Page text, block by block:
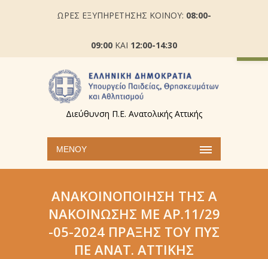
ΩΡΕΣ ΕΞΥΠΗΡΕΤΗΣΗΣ ΚΟΙΝΟΥ: 08:00-
09:00 ΚΑΙ 12:00-14:30
Διεύθυνση Π.Ε. Ανατολικής Αττικής
ΜΕΝΟΎ
ΑΝΑΚΟΙΝΟΠΟΊΗΣΗ ΤΗΣ Α
ΝΑΚΟΊΝΩΣΗΣ ΜΕ ΑΡ.11/29
-05-2024 ΠΡΆΞΗΣ ΤΟΥ ΠΥΣ
ΠΕ ΑΝΑΤ. ΑΤΤΙΚΉΣ